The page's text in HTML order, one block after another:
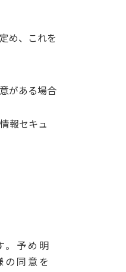
め、これを
がある場合
報セキュ
予め明
同意を